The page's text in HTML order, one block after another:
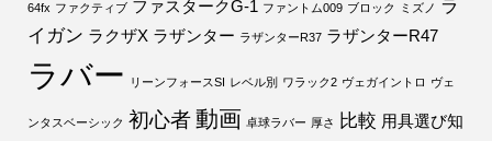
64fx ファクティブ ファスタークG-1 ファントム009 ブロック ミズノ ラ
イガン ラクザX ラザンター ラザンターR37 ラザンターR47
ラバー リーンフォースSI レベル別 ワラック2 ヴェガイントロ ヴェ
ンタスベーシック 初心者動画 卓球ラバー 厚さ 比較 用具選び知